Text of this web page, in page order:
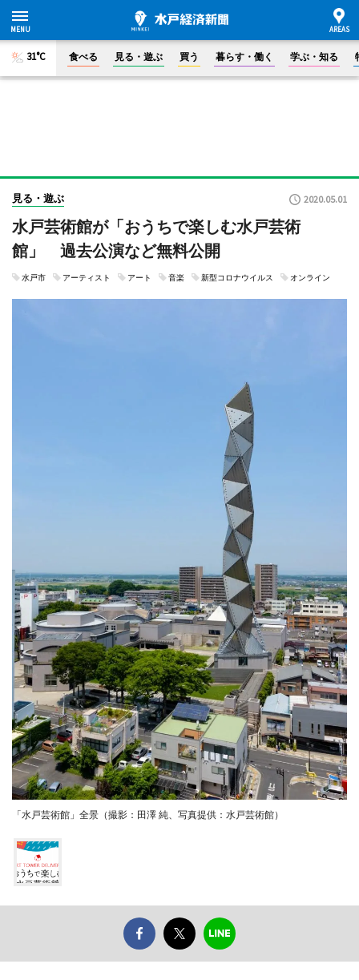
31°C 食べる 見る・遊ぶ 買う 暮らす・働く 学ぶ・知る
見る・遊ぶ 2020.05.01
水戸芸術館が「おうちで楽しむ水戸芸術
館」 過去公演など無料公開
水戸市 アーティスト アート 音楽 新型コロナウイルス オンライン
「水戸芸術館」全景（撮影：田澤 純、写真提供：水戸芸術館）